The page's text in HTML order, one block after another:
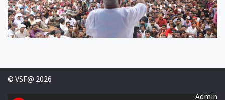
© VSF@ 2026
Admin